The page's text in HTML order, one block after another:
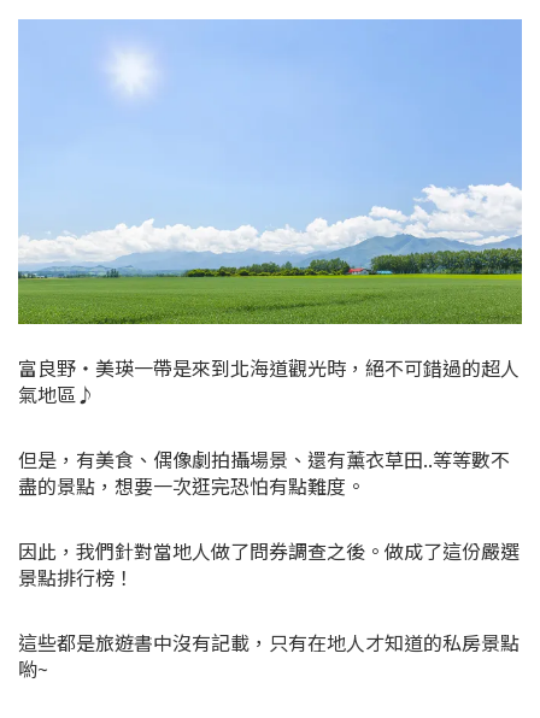
富良野・美瑛一帶是來到北海道觀光時，絕不可錯過的超人
氣地區♪
但是，有美食、偶像劇拍攝場景、還有薰衣草田..等等數不
盡的景點，想要一次逛完恐怕有點難度。
因此，我們針對當地人做了問券調查之後。做成了這份嚴選
景點排行榜！
這些都是旅遊書中沒有記載，只有在地人才知道的私房景點
喲~